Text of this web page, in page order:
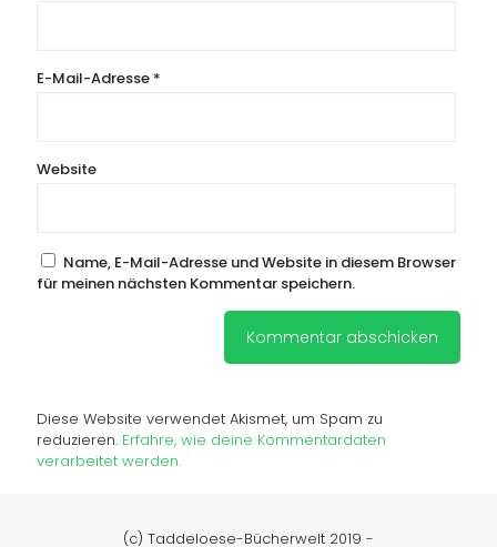
E-Mail-Adresse *
Website
Name, E-Mail-Adresse und Website in diesem Browser
für meinen nächsten Kommentar speichern.
Diese Website verwendet Akismet, um Spam zu
reduzieren. Erfahre, wie deine Kommentardaten
verarbeitet werden.
(c) Taddeloese-Bücherwelt 2019 -